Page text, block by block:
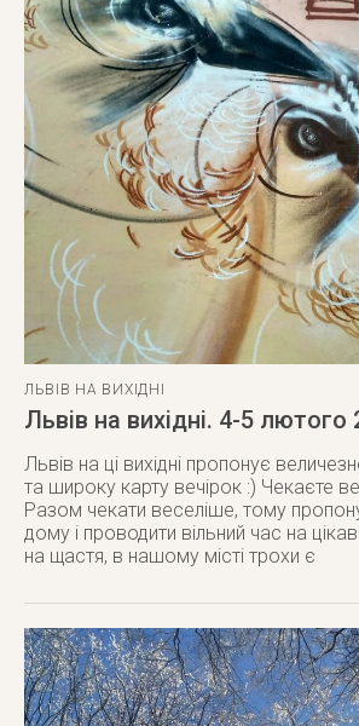
ЛЬВІВ НА ВИХІДНІ
Львів на вихідні. 4-5 лютого
Львів на ці вихідні пропонує
та широку карту вечірок :) Чекаєте
Разом чекати веселіше, тому
дому і проводити вільний час на
на щастя, в нашому місті трохи є